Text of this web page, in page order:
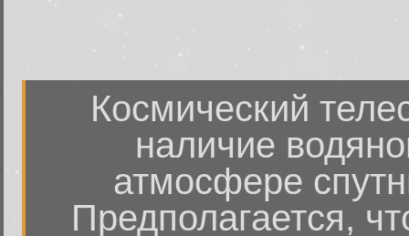
Космический
наличие
атмосфере
Предполагается,